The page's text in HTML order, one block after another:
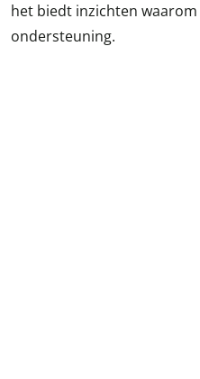
het biedt in­zichten
ondersteuning.